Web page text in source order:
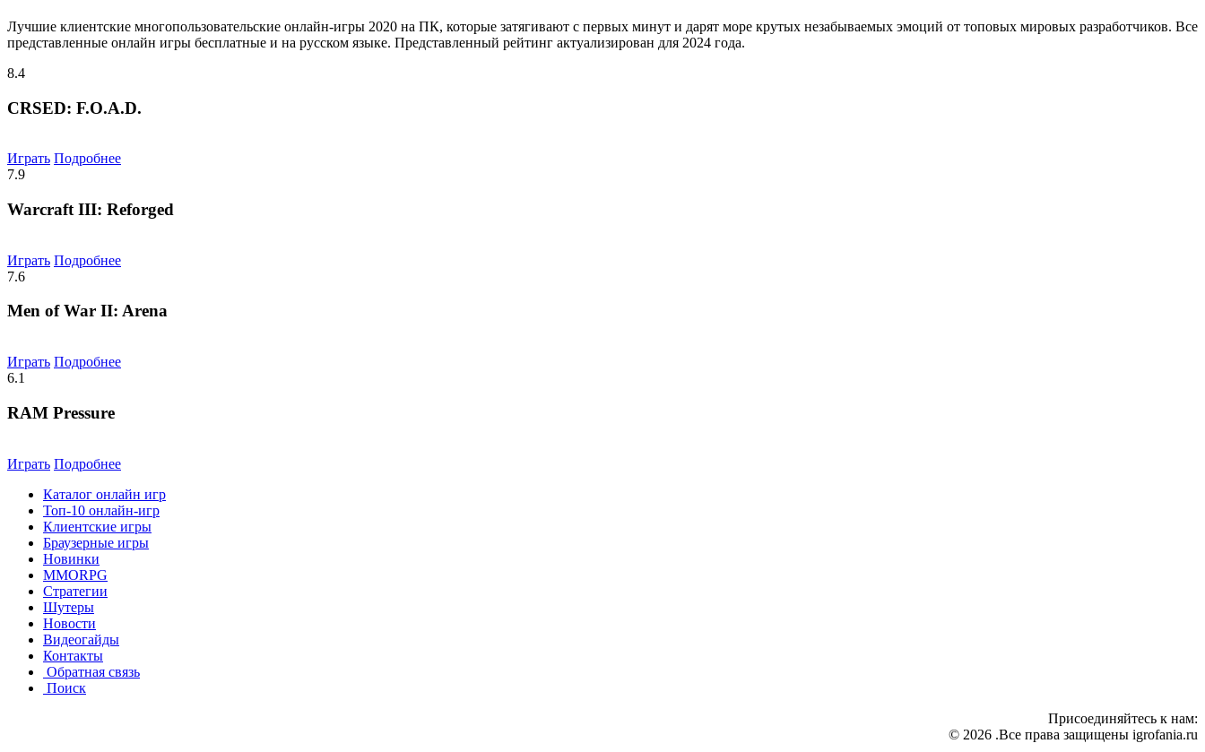
Лучшие клиентские многопользовательские онлайн-игры 2020 на ПК, которые затягивают с первых минут и дарят море крутых незабываемых эмоций от топовых мировых разработчиков. Все
представленные онлайн игры бесплатные и на русском языке. Представленный рейтинг актуализирован для 2024 года.
8.4
CRSED: F.O.A.D.
Играть Подробнее
7.9
Warcraft III: Reforged
Играть Подробнее
7.6
Men of War II: Arena
Играть Подробнее
6.1
RAM Pressure
Играть Подробнее
Каталог онлайн игр
Топ-10 онлайн-игр
Клиентские игры
Браузерные игры
Новинки
MMORPG
Стратегии
Шутеры
Новости
Видеогайды
Контакты
Обратная связь
Поиск
Присоединяйтесь к нам:
© 2026 .Все права защищены igrofania.ru